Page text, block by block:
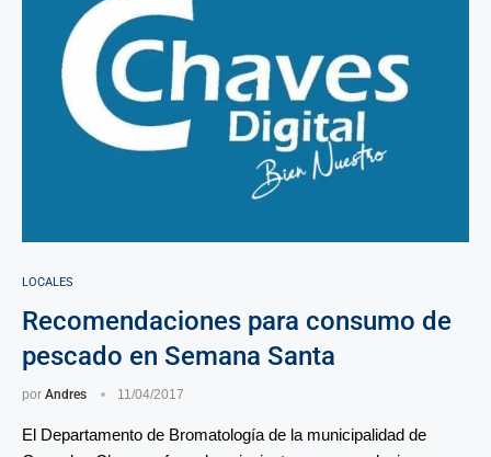
LOCALES
Recomendaciones para consumo de
pescado en Semana Santa
por Andres 11/04/2017
El Departamento de Bromatología de la municipalidad de